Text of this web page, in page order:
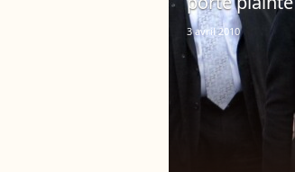
3 avril 2010